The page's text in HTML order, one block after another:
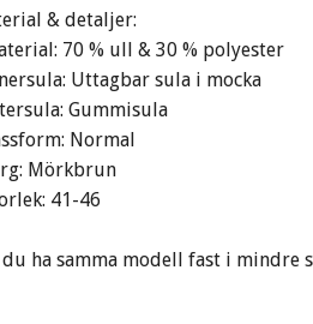
& detaljer:
70 % ull & 30 % polyester
Uttagbar sula i mocka
Gummisula
Normal
Mörkbrun
41-46
ha samma modell fast i mindre